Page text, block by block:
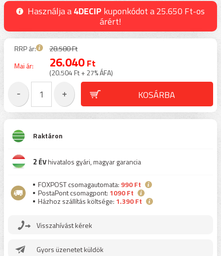
Használja a4DECIP kuponkódot a 25.650 Ft-os
árért!
RRP ár:
28.580 Ft
Mai ár:
26.040Ft
(20.504 Ft + 27% ÁFA)
Raktáron
2 ÉVhivatalos gyári, magyar garancia
FOXPOST csomagautomata: 990 Ft
PostaPont csomagpont: 1090 Ft
Házhoz szállítás költsége: 1.390 Ft
Visszahívást kérek
Gyors üzenetet küldök